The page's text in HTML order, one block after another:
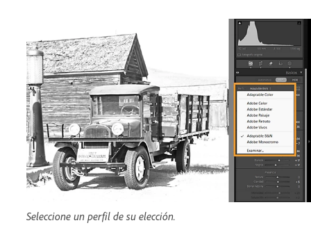
Seleccione un perfil de su elección.